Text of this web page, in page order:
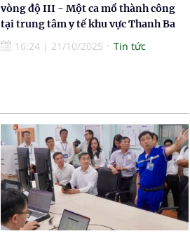
vòng độ III - Một ca mổ thành công
tại trung tâm y tế khu vực Thanh Ba
16:24 | 21/10/2025 Tin tức